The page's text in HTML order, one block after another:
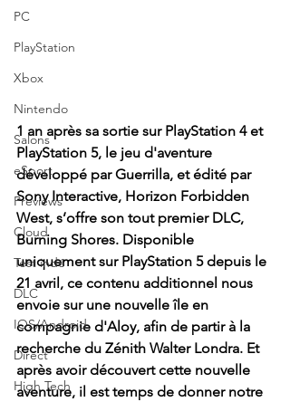
PC
PlayStation
Xbox
Nintendo
Salons
eSport
Previews
Cloud
Test indé
DLC
IOS/Android
Direct
High Tech
1 an après sa sortie sur PlayStation 4 et
PlayStation 5, le jeu d'aventure
développé par Guerrilla, et édité par
Sony Interactive, Horizon Forbidden
West, s’offre son tout premier DLC,
Burning Shores. Disponible
uniquement sur PlayStation 5 depuis le
21 avril, ce contenu additionnel nous
envoie sur une nouvelle île en
compagnie d'Aloy, afin de partir à la
recherche du Zénith Walter Londra. Et
après avoir découvert cette nouvelle
aventure, il est temps de donner notre